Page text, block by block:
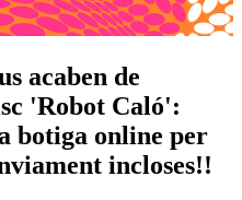
acaben de
'Robot Caló':
botiga online per
incloses!!